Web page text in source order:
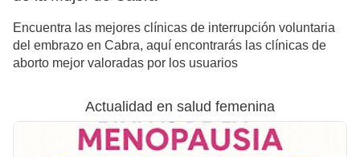
Encuentra las mejores clínicas de interrupción voluntaria
del embrazo en Cabra, aquí encontrarás las clínicas de
aborto mejor valoradas por los usuarios
Actualidad en salud femenina